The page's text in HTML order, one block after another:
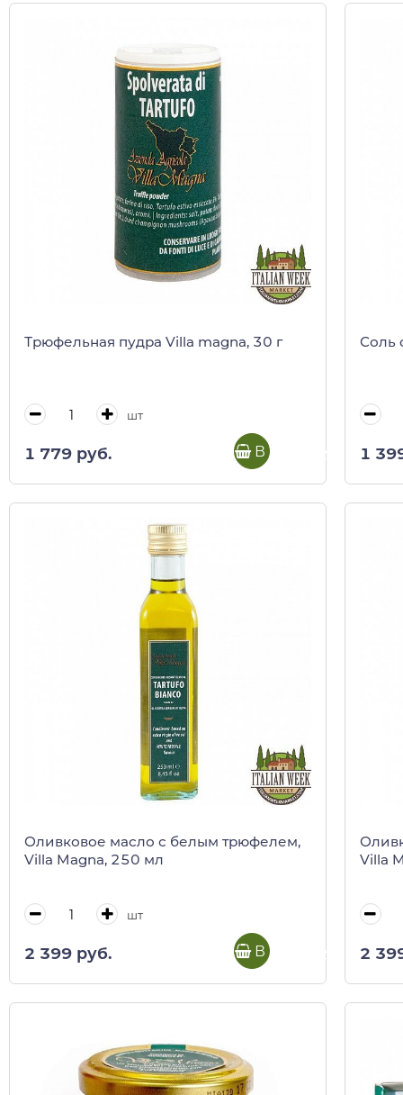
Трюфельная пудра Villa magna, 30 г
шт
1 779 руб. В корзину
Соль
1
Оливковое масло с белым трюфелем,
Villa Magna, 250 мл
шт
2 399 руб. В корзину
Villa
2